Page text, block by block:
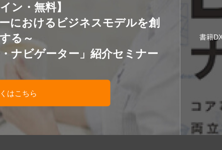
ン・無料】
におけるビジネスモデルを創
る～
ナビゲーター」紹介セミナー
はこちら
書籍